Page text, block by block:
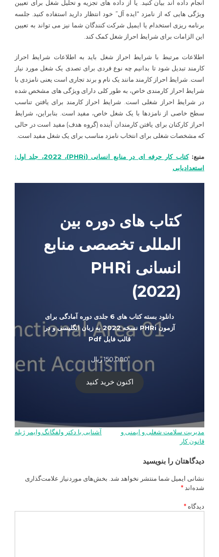
انجام داده اند بیان کنید. یا از داده های تجزیه و تحلیل شغل برای تعیین
ویژگی هایی که از نامزد “ایده آل” خود انتظار دارید استفاده کنید. جلسه
برنامه ریزی استخدام یا ایمیل شرکت کنندگان شما نیز می تواند به تعیین
این الزامات برای شرایط احراز شغل کمک کند.
اطلاعات مرتبط با شرایط احراز شغل باید به اطلاعات شرایط احراز
کارمند تبدیل شود تا بدانیم چه نوع فردی برای تصدی یک شغل مورد نیاز
است. شرایط احراز کارمند مانند یک نام و برند تجاری است یعنی نامزدی با
شرایط احراز کارمندی خاص، به طور کلی دارای ویژگی های مشخص شده
در شرایط احراز شغلی است. شرایط احراز کارمند برای یافتن تناسب
سطح خاصی از نامزدها با یک شغل خاص، مفید است. بنابراین، شرایط
احراز کارکنان برای یافتن کارمندان آینده (گروه هدف) مفید است در حالی
که مشخصات شغلی برای انتخاب نامزد مناسب برای یک شغل مفید است.
منبع:
کتاب کار حرفه ای در منابع انسانی (PHRi)، 2022، جلد اول:
استعدادیابی
کتاب های دوره بین
المللی تخصصی منابع
انسانی PHRi
(2022)
دانلود بسته کتاب های 6 جلدی دوره آمادگی برای
آزمون PHRi نسخه 2022 به زبان انگلیسی و در
قالب فایل Pdf
150,000ریال
اکنون خرید کنید
راهبری
نوشته
مدیریت سلامت شغلی و ایمنی و
قانون کار
آشنایی با دکتر ولفگانگ وایمر ژیله
دیدگاهتان را بنویسید
نشانی ایمیل شما منتشر نخواهد شد. بخش‌های موردنیاز علامت‌گذاری
شده‌اند *
دیدگاه *